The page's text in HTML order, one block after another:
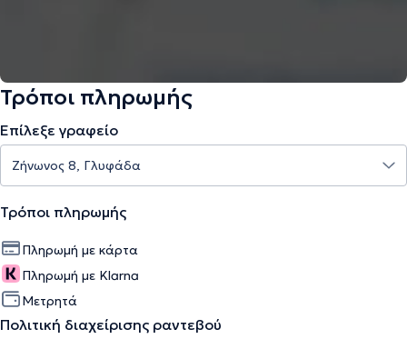
Τρόποι πληρωμής
Επίλεξε γραφείο
Τρόποι πληρωμής
Πληρωμή με κάρτα
Πληρωμή με Klarna
Μετρητά
Πολιτική διαχείρισης ραντεβού